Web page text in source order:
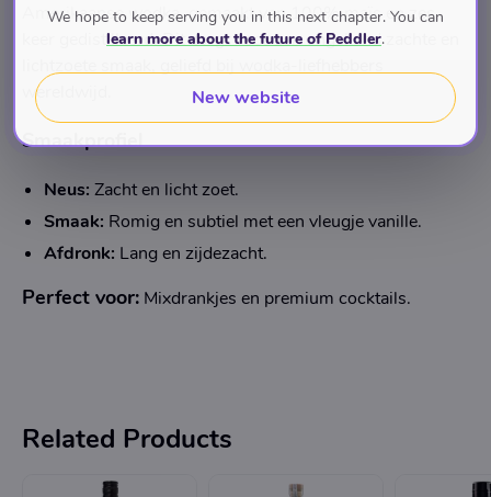
Amerikaanse wodka, gemaakt van 100% maïs en zes
keer gedistilleerd. Dit zorgt voor een ongekend zachte en
wereldwijd.
Smaakprofiel
Neus: Zacht en licht zoet.
Smaak: Romig en subtiel met een vleugje vanille.
Afdronk: Lang en zijdezacht.
Perfect voor: Mixdrankjes en premium cocktails.
Related Products
We hope to keep serving you in this next chapter. You can
learn more about the future of Peddler.
New website